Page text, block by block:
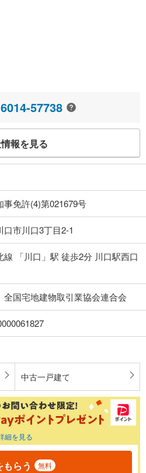
57738
報を見る
事免許(4)第021679号
口市川口3丁目2-1
線 「川口」駅 徒歩2分 川口駅西口
全国宅地建物取引業協会連合会
中古一戸建て
細を見る
もらう 無料